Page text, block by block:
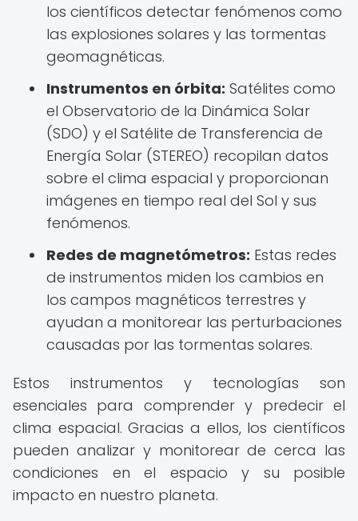
los científicos detectar fenómenos como
las explosiones solares y las tormentas
geomagnéticas.
Instrumentos en órbita: Satélites como
el Observatorio de la Dinámica Solar
(SDO) y el Satélite de Transferencia de
Energía Solar (STEREO) recopilan datos
sobre el clima espacial y proporcionan
imágenes en tiempo real del Sol y sus
fenómenos.
Redes de magnetómetros: Estas redes
de instrumentos miden los cambios en
los campos magnéticos terrestres y
ayudan a monitorear las perturbaciones
causadas por las tormentas solares.
Estos instrumentos y tecnologías son
esenciales para comprender y predecir el
clima espacial. Gracias a ellos, los científicos
pueden analizar y monitorear de cerca las
condiciones en el espacio y su posible
impacto en nuestro planeta.